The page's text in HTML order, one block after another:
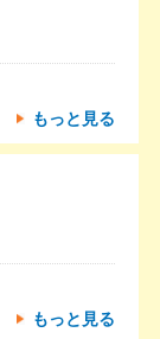
もっと見る
もっと見る